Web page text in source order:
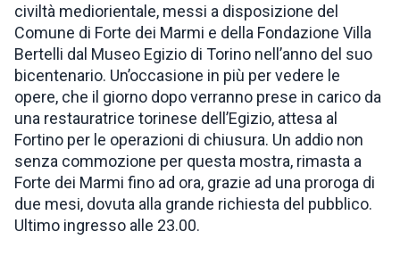
ITA
civiltà mediorientale, messi a disposizione del
Comune di Forte dei Marmi e della Fondazione Villa
Bertelli dal Museo Egizio di Torino nell’anno del suo
bicentenario. Un’occasione in più per vedere le
opere, che il giorno dopo verranno prese in carico da
una restauratrice torinese dell’Egizio, attesa al
Fortino per le operazioni di chiusura. Un addio non
senza commozione per questa mostra, rimasta a
Forte dei Marmi fino ad ora, grazie ad una proroga di
due mesi, dovuta alla grande richiesta del pubblico.
Ultimo ingresso alle 23.00.